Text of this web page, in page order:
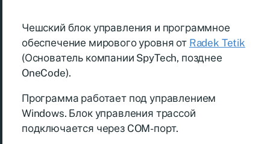
Чешский блок управления и программное
обеспечение мирового уровня от Radek Tetik
(Основатель компании SpyTech, позднее
OneCode).
Программа работает под управлением
Windows. Блок управления трассой
подключается через COM-порт.